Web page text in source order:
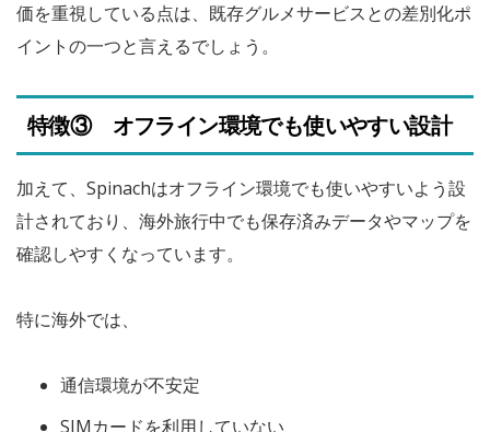
価を重視している点は、既存グルメサービスとの差別化ポ
イントの一つと言えるでしょう。
特徴③ オフライン環境でも使いやすい設計
加えて、Spinachはオフライン環境でも使いやすいよう設
計されており、海外旅行中でも保存済みデータやマップを
確認しやすくなっています。
特に海外では、
通信環境が不安定
SIMカードを利用していない